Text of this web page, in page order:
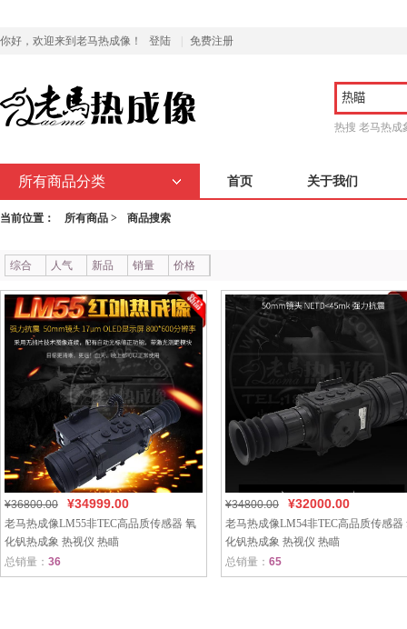
你好，欢迎来到老马热成像！ 登陆 免费注册
热搜 老马热成
所有商品分类 首页 关于我们
当前位置： 所有商品 > 商品搜索
综合 人气 新品 销量 价格
¥36800.00 ¥34999.00
老马热成像LM55非TEC高品质传感器 氧
化钒热成象 热视仪 热瞄
总销量： 36
¥34800.00 ¥32000.00
老马热成像LM54非TEC高品质传感器
化钒热成象 热视仪 热瞄
总销量： 65